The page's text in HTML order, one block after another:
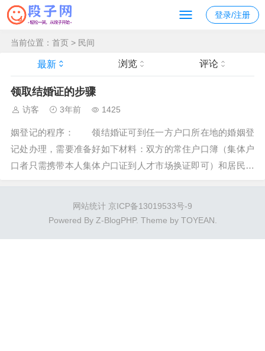
登录/注册
当前位置： 首页 > 民间
最新 浏览 评论
领取结婚证的步骤
访客 3年前 1425
姻登记的程序： 领结婚证可到任一方户口所在地的婚姻登
记处办理，需要准备好如下材料：双方的常住户口簿（集体户
口者只需携带本人集体户口证到人才市场换证即可）和居民身
的，应先到**户籍管理部门补**...
网站统计 京ICP备13019533号-9
Powered By Z-BlogPHP. Theme by TOYEAN